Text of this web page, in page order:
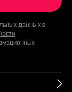
данных в